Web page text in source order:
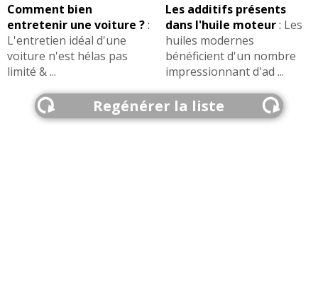
Comment bien
entretenir une voiture ?:
L'entretien idéal d'une
voiture n'est hélas pas
limité & ...
Les additifs présents
dans l'huile moteur: Les
huiles modernes
bénéficient d'un nombre
impressionnant d'ad ...
Regénérer la liste